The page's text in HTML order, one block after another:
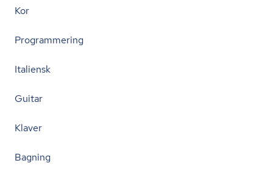
Kor
Programmering
Italiensk
Guitar
Klaver
Bagning